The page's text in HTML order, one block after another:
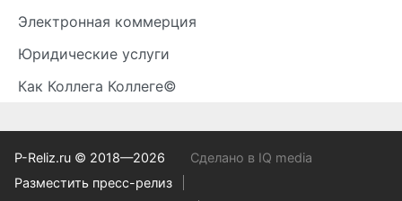
Электронная коммерция
Юридические услуги
Как Коллега Коллеге©
P-Reliz.ru © 2018—2026
Сделано в IQ media
Разместить пресс-релиз